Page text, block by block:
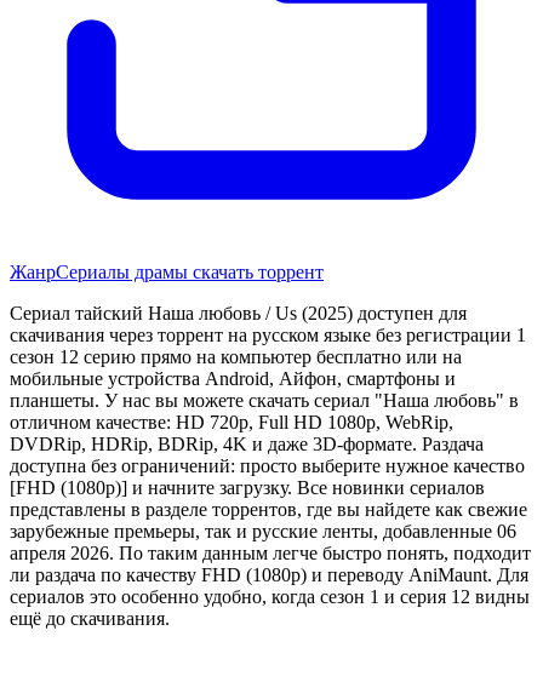
ЖанрСериалы драмы скачать торрент
Сериал тайский Наша любовь / Us (2025) доступен для
скачивания через торрент на русском языке без регистрации 1
сезон 12 серию прямо на компьютер бесплатно или на
мобильные устройства Android, Айфон, смартфоны и
планшеты. У нас вы можете скачать сериал "Наша любовь" в
отличном качестве: HD 720p, Full HD 1080p, WebRip,
DVDRip, HDRip, BDRip, 4K и даже 3D-формате. Раздача
доступна без ограничений: просто выберите нужное качество
[FHD (1080p)] и начните загрузку. Все новинки сериалов
представлены в разделе торрентов, где вы найдете как свежие
зарубежные премьеры, так и русские ленты, добавленные 06
апреля 2026. По таким данным легче быстро понять, подходит
ли раздача по качеству FHD (1080p) и переводу AniMaunt. Для
сериалов это особенно удобно, когда сезон 1 и серия 12 видны
ещё до скачивания.